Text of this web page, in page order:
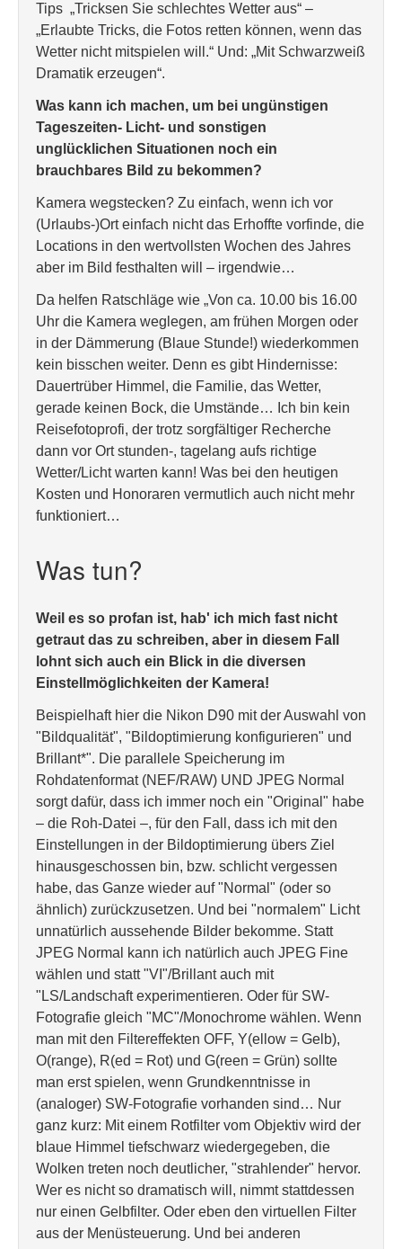
Tips „Tricksen Sie schlechtes Wetter aus“ –
„Erlaubte Tricks, die Fotos retten können, wenn das
Wetter nicht mitspielen will.“ Und: „Mit Schwarzweiß
Dramatik erzeugen“.
Was kann ich machen, um bei ungünstigen
Tageszeiten- Licht- und sonstigen
unglücklichen Situationen noch ein
brauchbares Bild zu bekommen?
Kamera wegstecken? Zu einfach, wenn ich vor
(Urlaubs-)Ort einfach nicht das Erhoffte vorfinde, die
Locations in den wertvollsten Wochen des Jahres
aber im Bild festhalten will – irgendwie…
Da helfen Ratschläge wie „Von ca. 10.00 bis 16.00
Uhr die Kamera weglegen, am frühen Morgen oder
in der Dämmerung (Blaue Stunde!) wiederkommen
kein bisschen weiter. Denn es gibt Hindernisse:
Dauertrüber Himmel, die Familie, das Wetter,
gerade keinen Bock, die Umstände… Ich bin kein
Reisefotoprofi, der trotz sorgfältiger Recherche
dann vor Ort stunden-, tagelang aufs richtige
Wetter/Licht warten kann! Was bei den heutigen
Kosten und Honoraren vermutlich auch nicht mehr
funktioniert…
Was tun?
Weil es so profan ist, hab' ich mich fast nicht
getraut das zu schreiben, aber in diesem Fall
lohnt sich auch ein Blick in die diversen
Einstellmöglichkeiten der Kamera!
Beispielhaft hier die Nikon D90 mit der Auswahl von
"Bildqualität", "Bildoptimierung konfigurieren" und
Brillant*". Die parallele Speicherung im
Rohdatenformat (NEF/RAW) UND JPEG Normal
sorgt dafür, dass ich immer noch ein "Original" habe
– die Roh-Datei –, für den Fall, dass ich mit den
Einstellungen in der Bildoptimierung übers Ziel
hinausgeschossen bin, bzw. schlicht vergessen
habe, das Ganze wieder auf "Normal" (oder so
ähnlich) zurückzusetzen. Und bei "normalem" Licht
unnatürlich aussehende Bilder bekomme. Statt
JPEG Normal kann ich natürlich auch JPEG Fine
wählen und statt "VI"/Brillant auch mit
"LS/Landschaft experimentieren. Oder für SW-
Fotografie gleich "MC"/Monochrome wählen. Wenn
man mit den Filtereffekten OFF, Y(ellow = Gelb),
O(range), R(ed = Rot) und G(reen = Grün) sollte
man erst spielen, wenn Grundkenntnisse in
(analoger) SW-Fotografie vorhanden sind… Nur
ganz kurz: Mit einem Rotfilter vom Objektiv wird der
blaue Himmel tiefschwarz wiedergegeben, die
Wolken treten noch deutlicher, "strahlender" hervor.
Wer es nicht so dramatisch will, nimmt stattdessen
nur einen Gelbfilter. Oder eben den virtuellen Filter
aus der Menüsteuerung. Und bei anderen